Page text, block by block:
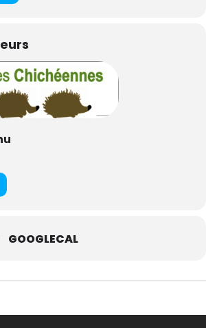
GOOGLECAL